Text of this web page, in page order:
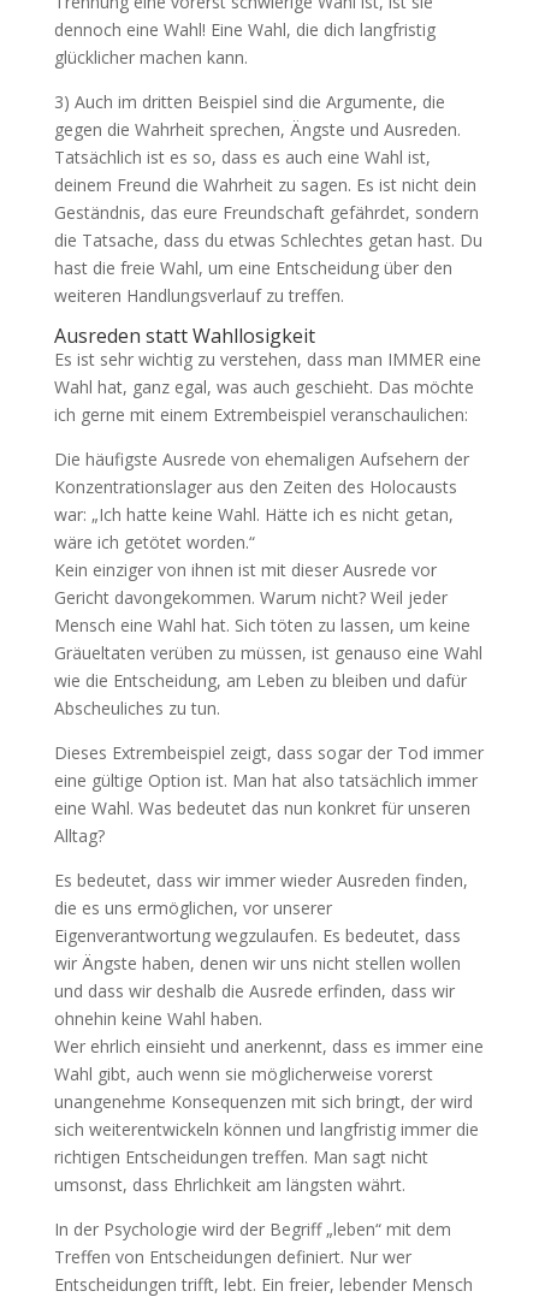
dennoch eine Wahl! Eine Wahl, die dich langfristig
glücklicher machen kann.
3) Auch im dritten Beispiel sind die Argumente, die
gegen die Wahrheit sprechen, Ängste und Ausreden.
Tatsächlich ist es so, dass es auch eine Wahl ist,
deinem Freund die Wahrheit zu sagen. Es ist nicht dein
Geständnis, das eure Freundschaft gefährdet, sondern
die Tatsache, dass du etwas Schlechtes getan hast. Du
hast die freie Wahl, um eine Entscheidung über den
weiteren Handlungsverlauf zu treffen.
Ausreden statt Wahllosigkeit
Es ist sehr wichtig zu verstehen, dass man IMMER eine
Wahl hat, ganz egal, was auch geschieht. Das möchte
ich gerne mit einem Extrembeispiel veranschaulichen:
Die häufigste Ausrede von ehemaligen Aufsehern der
Konzentrationslager aus den Zeiten des Holocausts
war: „Ich hatte keine Wahl. Hätte ich es nicht getan,
wäre ich getötet worden.“
Kein einziger von ihnen ist mit dieser Ausrede vor
Gericht davongekommen. Warum nicht? Weil jeder
Mensch eine Wahl hat. Sich töten zu lassen, um keine
Gräueltaten verüben zu müssen, ist genauso eine Wahl
wie die Entscheidung, am Leben zu bleiben und dafür
Abscheuliches zu tun.
Dieses Extrembeispiel zeigt, dass sogar der Tod immer
eine gültige Option ist. Man hat also tatsächlich immer
eine Wahl. Was bedeutet das nun konkret für unseren
Alltag?
Es bedeutet, dass wir immer wieder Ausreden finden,
die es uns ermöglichen, vor unserer
Eigenverantwortung wegzulaufen. Es bedeutet, dass
wir Ängste haben, denen wir uns nicht stellen wollen
und dass wir deshalb die Ausrede erfinden, dass wir
ohnehin keine Wahl haben.
Wer ehrlich einsieht und anerkennt, dass es immer eine
Wahl gibt, auch wenn sie möglicherweise vorerst
unangenehme Konsequenzen mit sich bringt, der wird
sich weiterentwickeln können und langfristig immer die
richtigen Entscheidungen treffen. Man sagt nicht
umsonst, dass Ehrlichkeit am längsten währt.
In der Psychologie wird der Begriff „leben“ mit dem
Treffen von Entscheidungen definiert. Nur wer
Entscheidungen trifft, lebt. Ein freier, lebender Mensch